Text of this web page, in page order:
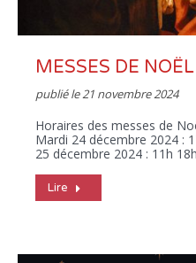
MESSES DE NOËL
publié le21 novembre 2024
Horaires des messes de
Mardi 24 décembre 2024
25 décembre 2024 : 11h 18h
Lire